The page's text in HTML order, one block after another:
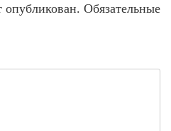
опубликован. Обязательные